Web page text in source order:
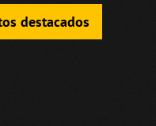
destacados